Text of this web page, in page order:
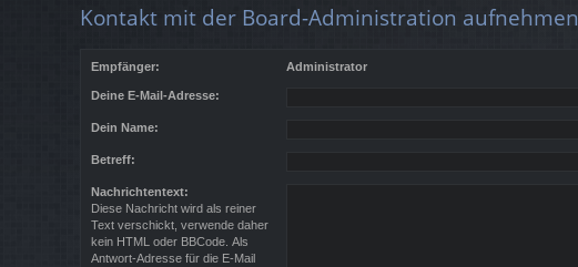
llz
f
Kontakt mit der Board-Administration aufnehmen
Empfänger: Administrator
Deine E-Mail-Adresse:
Dein Name:
Betreff:
Nachrichtentext:
Diese Nachricht wird als reiner
Text verschickt, verwende daher
kein HTML oder BBCode. Als
Antwort-Adresse für die E-Mail